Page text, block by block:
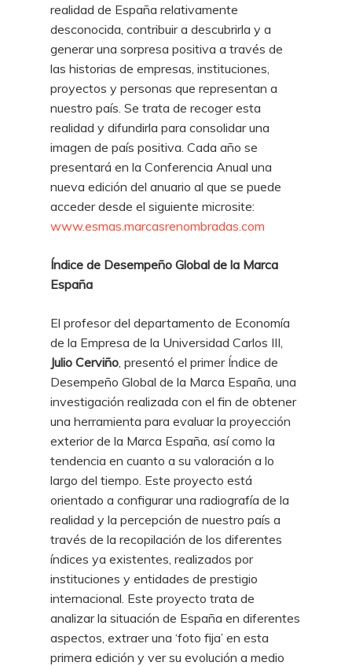
realidad de España relativamente
desconocida, contribuir a descubrirla y a
generar una sorpresa positiva a través de
las historias de empresas, instituciones,
proyectos y personas que representan a
nuestro país. Se trata de recoger esta
realidad y difundirla para consolidar una
imagen de país positiva. Cada año se
presentará en la Conferencia Anual una
nueva edición del anuario al que se puede
acceder desde el siguiente microsite:
www.esmas.marcasrenombradas.com
Índice de Desempeño Global de la Marca
España
El profesor del departamento de Economía
de la Empresa de la Universidad Carlos III,
Julio Cerviño , presentó el primer Índice de
Desempeño Global de la Marca España, una
investigación realizada con el fin de obtener
una herramienta para evaluar la proyección
exterior de la Marca España, así como la
tendencia en cuanto a su valoración a lo
largo del tiempo. Este proyecto está
orientado a configurar una radiografía de la
realidad y la percepción de nuestro país a
través de la recopilación de los diferentes
índices ya existentes, realizados por
instituciones y entidades de prestigio
internacional. Este proyecto trata de
analizar la situación de España en diferentes
aspectos, extraer una ‘foto fija’ en esta
primera edición y ver su evolución a medio